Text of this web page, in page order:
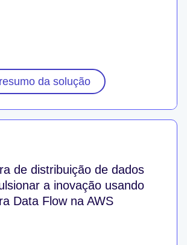
da solução
de distribuição de dados
a inovação usando
Data Flow na AWS